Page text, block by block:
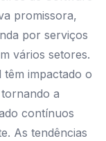
promissora,
por serviços
vários setores.
têm impactado o
a
contínuos
As tendências